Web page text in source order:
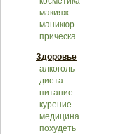
макияж
маникюр
прическа
Здоровье
алкоголь
диета
питание
курение
медицина
похудеть